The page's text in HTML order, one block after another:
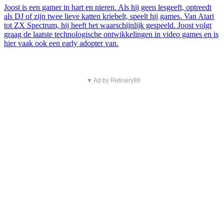
Joost is een gamer in hart en nieren. Als hij geen lesgeeft, optreedt
als DJ of zijn twee lieve katten kriebelt, speelt hij games. Van Atari
tot ZX Spectrum, hij heeft het waarschijnlijk gespeeld. Joost volgt
graag de laatste technologische ontwikkelingen in video games en is
hier vaak ook een early adopter van.
▼ Ad by Refinery89